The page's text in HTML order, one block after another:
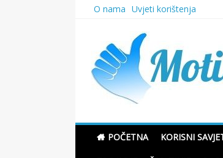
O nama Uvjeti korištenja
Motivacione
POČETNA KORISNI